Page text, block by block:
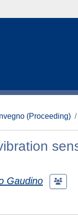
(Proceeding)
Gaudino